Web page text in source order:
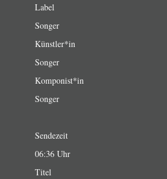
Label
Songer
Künstler*in
Songer
Komponist*in
Songer
Sendezeit
06:36 Uhr
Titel